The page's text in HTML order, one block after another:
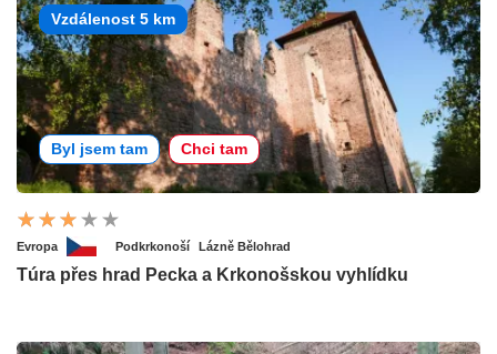
Vzdálenost 5 km
Byl jsem tam Chci tam
Evropa Podkrkonoší Lázně Bělohrad
Túra přes hrad Pecka a Krkonošskou vyhlídku